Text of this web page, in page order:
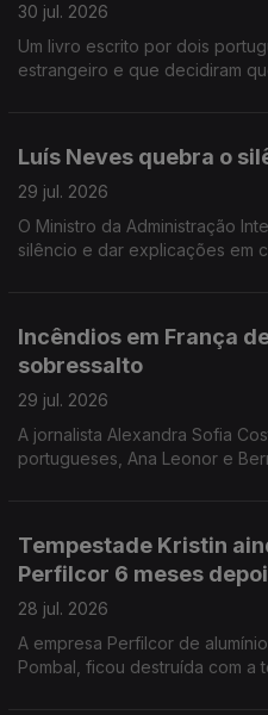
30 jul. 2026
Um livro escrito por dois
estrangeiro e que decidiram
Luís Neves quebra o
29 jul. 2026
O Ministro da Administração
silêncio e dar explicações em
Incêndios em França
sobressalto
29 jul. 2026
A jornalista Alexandra Sofia
portugueses, Ana Leonor e
Tempestade Kristin
Perfilcor 6 meses
28 jul. 2026
A empresa Perfilcor de
Pombal, ficou destruída com a